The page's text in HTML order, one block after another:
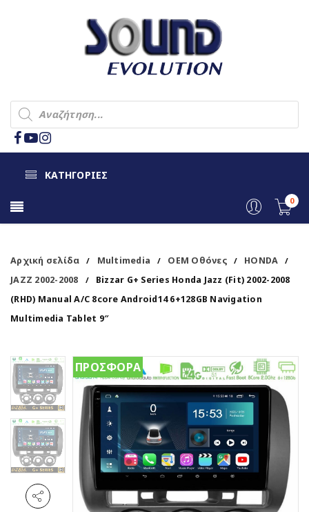
ΚΑΤΗΓΟΡΙΕΣ
0
Αρχική σελίδα / Multimedia / OEM Οθόνες / HONDA /
JAZZ 2002-2008 /
Bizzar G+ Series Honda Jazz (Fit) 2002-2008
(RHD) Manual A/C 8core Android14 6+128GB Navigation
Multimedia Tablet 9″
ΠΡΟΣΦΟΡΑ